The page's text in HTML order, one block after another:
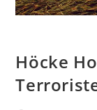
Höcke